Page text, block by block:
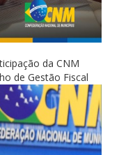
da CNM
de Gestão Fiscal